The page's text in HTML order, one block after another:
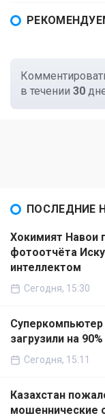
в течении 30
ПОСЛЕДНИЕ
Хокимият Навои
фотоотчёта
интеллектом
Сегодня, 15:30
Суперкомпьютер
загрузили на 90%
Сегодня, 15:11
Казахстан
мошеннические